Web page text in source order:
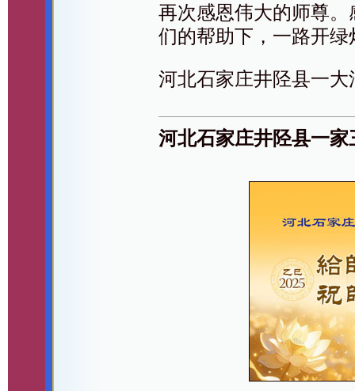
再次感恩伟大的师尊
们的帮助下，一路开
河北石家庄井陉县一大
河北石家庄井陉县一